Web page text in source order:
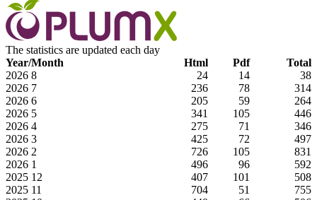
The statistics are updated each day
Year/Month
Html Pdf
Total
2026 8 24 14
38
2026 7 236 78
314
2026 6 205 59
264
2026 5 341 105
446
2026 4 275 71
346
2026 3 425 72
497
2026 2 726 105
831
2026 1 496 96
592
2025 12 407 101
508
2025 11 704 51
755